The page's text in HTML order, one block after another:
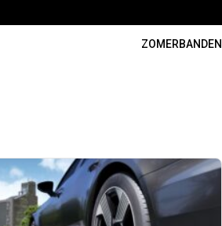
ZOMERBANDEN